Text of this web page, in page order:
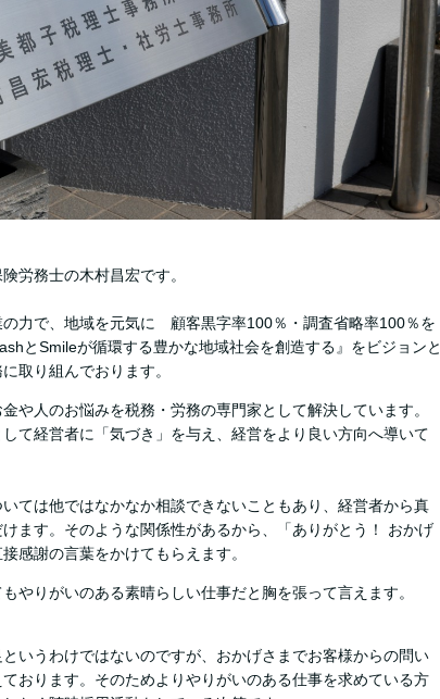
労務士の木村昌宏です。
の力で、地域を元気に 顧客黒字率100％・調査省略率100％を
とSmileが循環する豊かな地域社会を創造する』をビジョンと
取り組んでおります。
や人のお悩みを税務・労務の専門家として解決しています。
て経営者に「気づき」を与え、経営をより良い方向へ導いて
ては他ではなかなか相談できないこともあり、経営者から真
ます。そのような関係性があるから、「ありがとう！ おかげ
感謝の言葉をかけてもらえます。
やりがいのある素晴らしい仕事だと胸を張って言えます。
いうわけではないのですが、おかげさまでお客様からの問い
おります。そのためよりやりがいのある仕事を求めている方